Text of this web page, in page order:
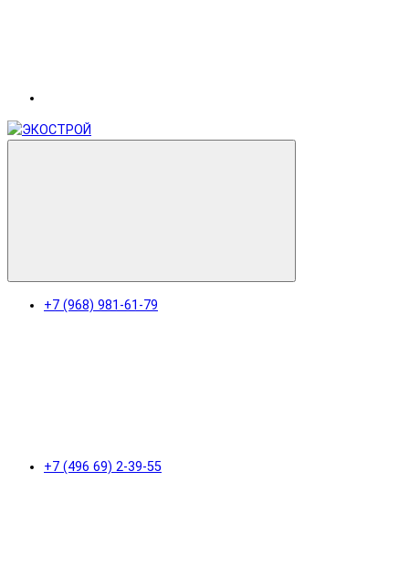
+7 (968) 981-61-79
+7 (496 69) 2-39-55